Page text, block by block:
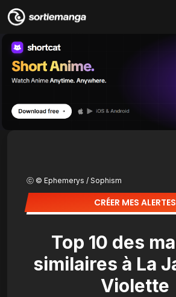
ⓒ © Ephemerys / Sophism
CRÉER MES ALERTES
Top 10 des
similaires à La
Violette